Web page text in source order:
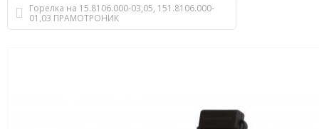
Горелка на 15.8106.000-03,05, 151.8106.000-
01,03 ПРАМОТРОНИК